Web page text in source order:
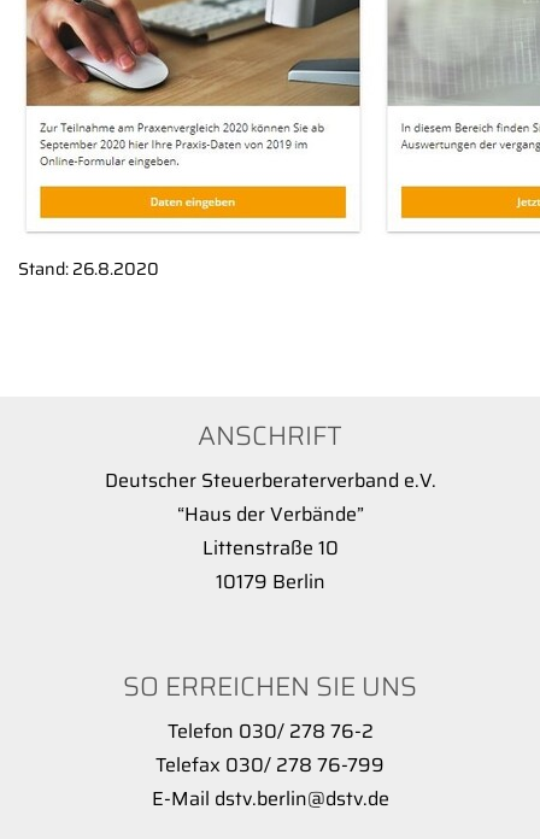
Stand: 26.8.2020
ANSCHRIFT
Deutscher Steuerberaterverband e.V.
“Haus der Verbände”
Littenstraße 10
10179 Berlin
SO ERREICHEN SIE UNS
Telefon 030/ 278 76-2
Telefax 030/ 278 76-799
E-Mail dstv.berlin@dstv.de